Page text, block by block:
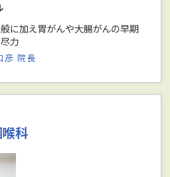
に加え胃がんや大腸がんの早期
力
彦 院長
科